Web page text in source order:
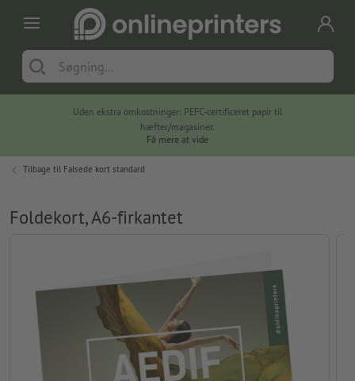
Uden ekstra omkostninger: PEFC-certificeret papir til
hæfter/magasiner.
Få mere at vide
Tilbage til Falsede kort standard
Foldekort, A6-firkantet